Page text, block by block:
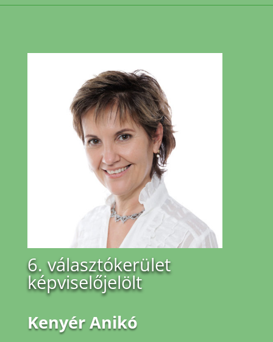
6. választókerület
képviselőjelölt
Kenyér Anikó